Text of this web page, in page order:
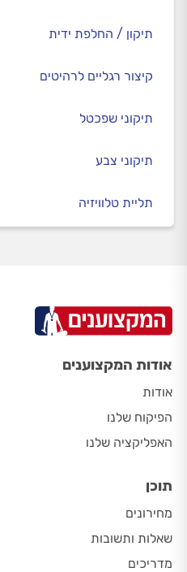
תיקון / החלפת ידית
קיצור רגליים לרהיטים
תיקוני שפכטל
תיקוני צבע
תליית טלוויזיה
אודות המקצוענים
אודות
הפיקוח שלנו
האפליקציה שלנו
תוכן
מחירונים
שאלות ותשובות
מדריכים